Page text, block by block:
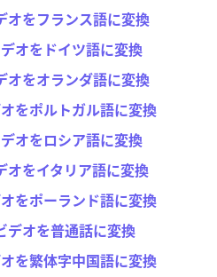
オをフランス語に変換
オをドイツ語に変換
オをオランダ語に変換
をポルトガル語に変換
オをロシア語に変換
オをイタリア語に変換
をポーランド語に変換
デオを普通話に変換
を繁体字中国語に変換